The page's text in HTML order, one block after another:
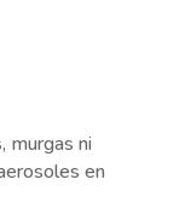
murgas ni
en